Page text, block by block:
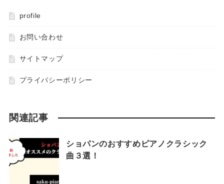
profile
お問い合わせ
サイトマップ
プライバシーポリシー
関連記事
ショパンのおすすめピアノクラシック
曲３選！